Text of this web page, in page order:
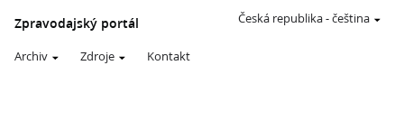
Zpravodajský portál
Archiv Zdroje Kontakt
Česká republika-čeština